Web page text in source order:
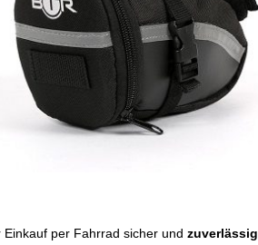
per Fahrrad sicher und zuverlässig